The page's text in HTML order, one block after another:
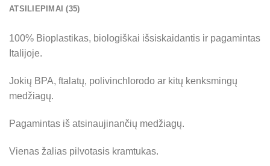
ATSILIEPIMAI (35)
100% Bioplastikas, biologiškai išsiskaidantis ir pagamintas
Italijoje.
Jokių BPA, ftalatų, polivinchlorodo ar kitų kenksmingų
medžiagų.
Pagamintas iš atsinaujinančių medžiagų.
Vienas žalias pilvotasis kramtukas.